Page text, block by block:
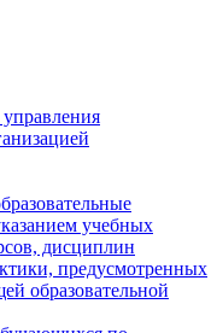
учебных
дисциплин
предусмотренных
образовательной